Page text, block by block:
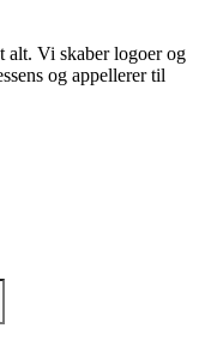
alt. Vi skaber logoer og
og appellerer til